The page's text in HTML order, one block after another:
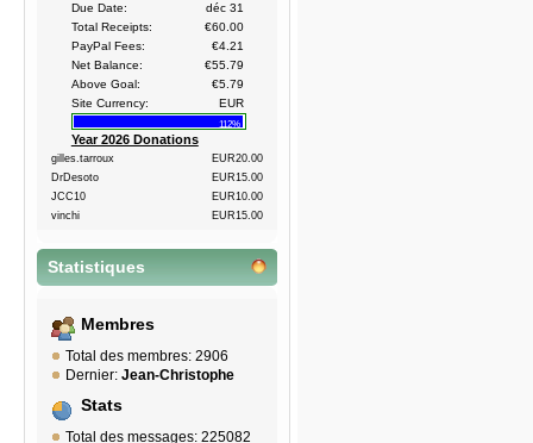
Due Date:
déc 31
Total Receipts:
€60.00
PayPal Fees:
€4.21
Net Balance:
€55.79
Above Goal:
€5.79
Site Currency:
EUR
112%
Year 2026 Donations
gilles.tarroux
EUR20.00
DrDesoto
EUR15.00
JCC10
EUR10.00
vinchi
EUR15.00
Statistiques
Membres
Total des membres: 2906
Dernier: Jean-Christophe
Stats
Total des messages: 225082